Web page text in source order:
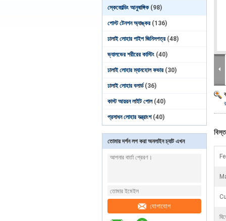
স্কেফোল্ডিং আনুষাঙ্গিক (98)
পোস্ট টেনশন অ্যাঙ্কর (136)
ঢালাই লোহার পাইপ জিনিসপত্র (48)
ভ্যালভের শরীরের কাস্টিং (40)
ঢালাই লোহার ম্যানহোল কভার (30)
ঢালাই লোহার বলার্ড (36)
কাস্ট আয়রন লাইট পোল (40)
প্রসাধন লোহার যন্ত্রাংশ (40)
তোমার দর্শন লগ করা অনলাইন চ্যাট এখন
যোগাযোগ